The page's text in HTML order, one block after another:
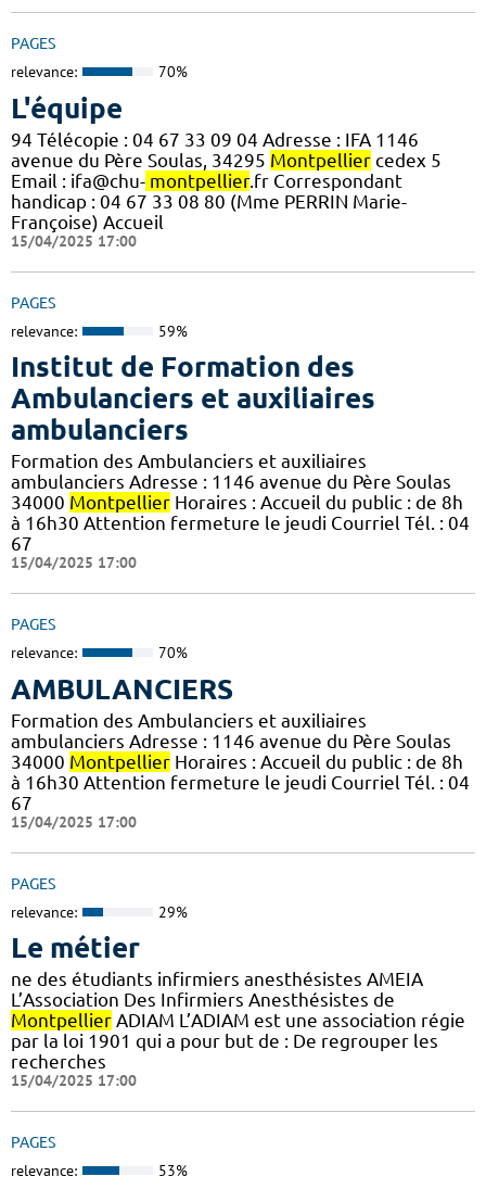
PAGES
relevance: 70%
L'équipe
94 Télécopie : 04 67 33 09 04 Adresse : IFA 1146
avenue du Père Soulas, 34295 Montpellier cedex 5
Email : ifa@chu- montpellier.fr Correspondant
handicap : 04 67 33 08 80 (Mme PERRIN Marie-
Françoise) Accueil
15/04/2025 17:00
PAGES
relevance: 59%
Institut de Formation des
Ambulanciers et auxiliaires
ambulanciers
Formation des Ambulanciers et auxiliaires
ambulanciers Adresse : 1146 avenue du Père Soulas
34000 Montpellier Horaires : Accueil du public : de 8h
à 16h30 Attention fermeture le jeudi Courriel Tél. : 04
67
15/04/2025 17:00
PAGES
relevance: 70%
AMBULANCIERS
Formation des Ambulanciers et auxiliaires
ambulanciers Adresse : 1146 avenue du Père Soulas
34000 Montpellier Horaires : Accueil du public : de 8h
à 16h30 Attention fermeture le jeudi Courriel Tél. : 04
67
15/04/2025 17:00
PAGES
relevance: 29%
Le métier
ne des étudiants infirmiers anesthésistes AMEIA
L’Association Des Infirmiers Anesthésistes de
Montpellier ADIAM L’ADIAM est une association régie
par la loi 1901 qui a pour but de : De regrouper les
recherches
15/04/2025 17:00
PAGES
relevance: 53%